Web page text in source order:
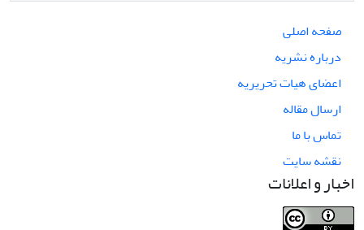
صفحه اصلی
درباره نشریه
اعضای هیات تحریریه
ارسال مقاله
تماس با ما
نقشه سایت
اخبار و اعلانات